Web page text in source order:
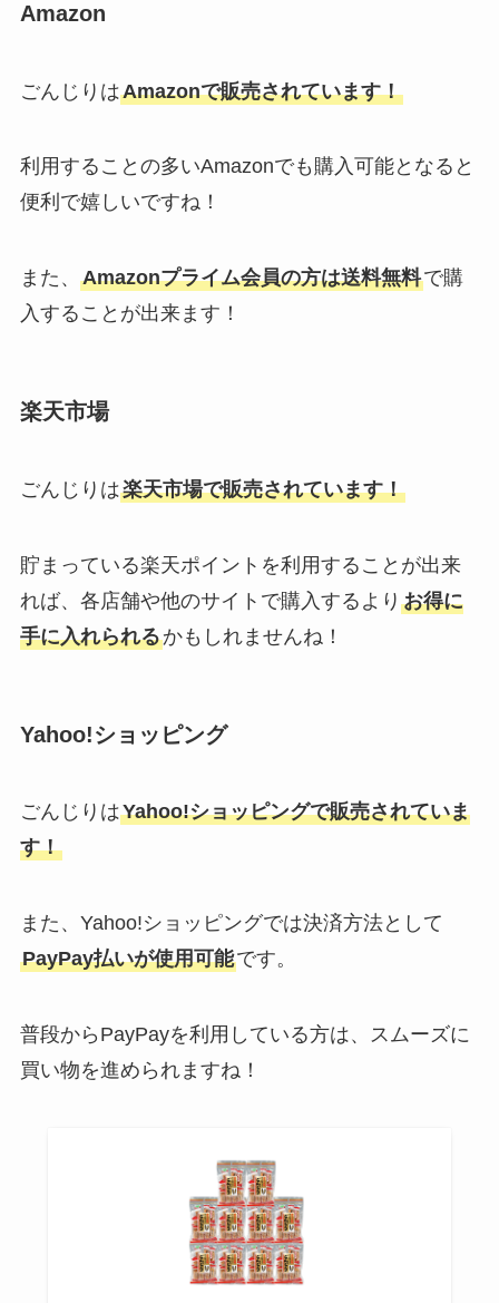
Amazon
ごんじりはAmazonで販売されています！
利用することの多いAmazonでも購入可能となると
便利で嬉しいですね！
また、 Amazonプライム会員の方は送料無料で購
入することが出来ます！
楽天市場
ごんじりは楽天市場で販売されています！
貯まっている楽天ポイントを利用することが出来
れば、各店舗や他のサイトで購入するより お得に
手に入れられるかもしれませんね！
Yahoo!ショッピング
ごんじりはYahoo!ショッピングで販売されていま
す！
また、Yahoo!ショッピングでは決済方法として
PayPay払いが使用可能です。
普段からPayPayを利用している方は、スムーズに
買い物を進められますね！